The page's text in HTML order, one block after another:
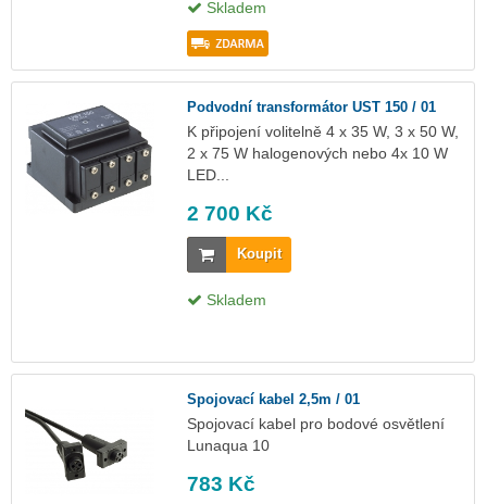
Skladem
Podvodní transformátor UST 150 / 01
K připojení volitelně 4 x 35 W, 3 x 50 W,
2 x 75 W halogenových nebo 4x 10 W
LED...
2 700 Kč
Koupit
Skladem
Spojovací kabel 2,5m / 01
Spojovací kabel pro bodové osvětlení
Lunaqua 10
783 Kč